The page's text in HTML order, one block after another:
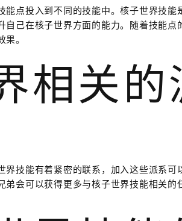
点投入到不同的技能中。核子世界技能
己在核子世界方面的能力。随着技能点
。
相关的
技能有着紧密的联系，加入这些派系可
会可以获得更多与核子世界技能相关的